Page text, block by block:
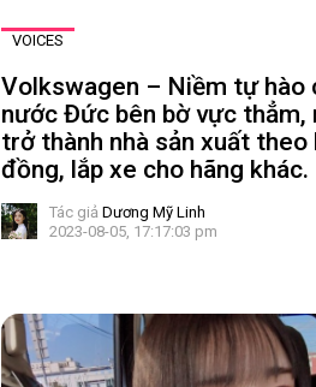
VOICES
Volkswagen – Niềm tự hào
nước Đức bên bờ vực thẳm,
trở thành nhà sản xuất theo
đồng, lắp xe cho hãng khác.
Tác giả Dương Mỹ Linh
2023-08-05, 17:17:03 pm